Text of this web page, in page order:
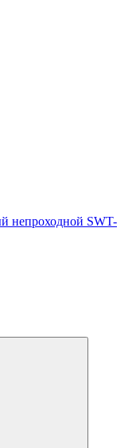
непроходной SWT-